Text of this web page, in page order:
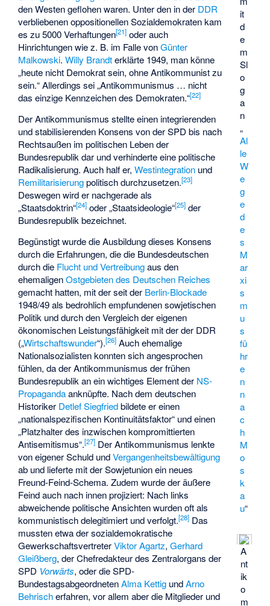
it
d
e
m
Sl
o
g
a
n
„
Al
le
W
e
g
e
d
e
s
M
ar
xi
s
m
u
s
fü
hr
e
n
n
a
c
h
M
o
s
k
a
u“
A
nt
ik
o
m
den Westen geflohen waren. Unter den in der DDR
verbliebenen oppositionellen Sozialdemokraten kam
es zu 5000 Verhaftungen[21] oder auch
Hinrichtungen wie z. B. im Falle vonGünter
Malkowski.Willy Brandterklärte 1949, man könne
„heute nicht Demokrat sein, ohne Antikommunist zu
sein.“ Allerdings sei „Antikommunismus … nicht
das einzige Kennzeichen des Demokraten.“[22]
Der Antikommunismus stellte einen integrierenden
und stabilisierenden Konsens von der SPD bis nach
Rechtsaußen im politischen Leben der
Bundesrepublik dar und verhinderte eine politische
Radikalisierung. Auch half er,Westintegration und
Remilitarisierungpolitisch durchzusetzen.[23]
Deswegen wird er nachgerade als
„Staatsdoktrin“[24] oder „Staatsideologie“[25] der
Bundesrepublik bezeichnet.
Begünstigt wurde die Ausbildung dieses Konsens
durch die Erfahrungen, die die Bundesdeutschen
durch die Flucht und Vertreibungaus den
ehemaligenOstgebieten des Deutschen Reiches
gemacht hatten, mit der seit der Berlin-Blockade
1948/49 als bedrohlich empfundenen sowjetischen
Politik und durch den Vergleich der eigenen
ökonomischen Leistungsfähigkeit mit der der DDR
(„Wirtschaftswunder“).[26] Auch ehemalige
Nationalsozialisten konnten sich angesprochen
fühlen, da der Antikommunismus der frühen
Bundesrepublik an ein wichtiges Element der NS-
Propagandaanknüpfte. Nach dem deutschen
Historiker Detlef Siegfriedbildete er einen
„nationalspezifischen Kontinuitätsfaktor“ und einen
„Platzhalter des inzwischen kompromittierten
Antisemitismus“.[27] Der Antikommunismus lenkte
von eigener Schuld undVergangenheitsbewältigung
ab und lieferte mit der Sowjetunion ein neues
Freund-Feind-Schema. Zudem wurde der äußere
Feind auch nach innen projiziert: Nach links
abweichende politische Ansichten wurden oft als
kommunistisch delegitimiert und verfolgt.[28] Das
mussten etwa der sozialdemokratische
GewerkschaftsvertreterViktor Agartz,Gerhard
Gleißberg, der Chefredakteur des Zentralorgans der
SPD Vorwärts, oder die SPD-
BundestagsabgeordnetenAlma Kettig undArno
Behrischerfahren, vor allem aber die Mitglieder und